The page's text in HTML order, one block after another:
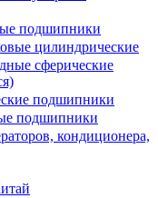
подшипники
цилиндрические
сферические
подшипники
подшипники
кондиционера,